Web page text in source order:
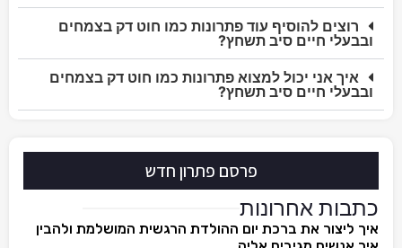
רוצים להוסיף עוד פתרונות כמו חוט דק בצמחים
ובבעלי חיים סיב תשחץ?
איך אני יכול למצוא פתרונות כמו חוט דק בצמחים
ובבעלי חיים סיב תשחץ?
פרסם פתרון חדש
כתבות אחרונות
איך ליצור את ברכת יום ההולדת הרגשית המושלמת ולהבין